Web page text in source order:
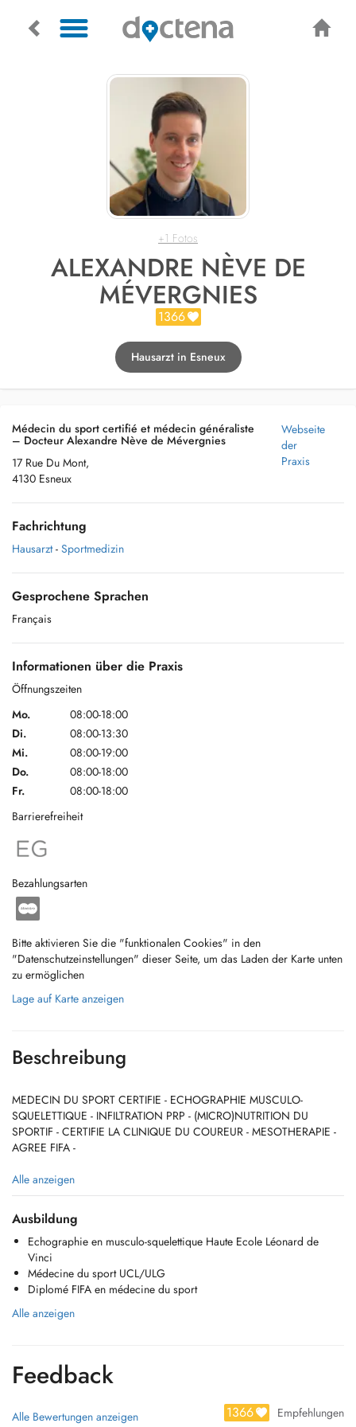
+1 Fotos
ALEXANDRE NÈVE DE
MÉVERGNIES
1366
Hausarzt in Esneux
Médecin du sport certifié et médecin généraliste
– Docteur Alexandre Nève de Mévergnies
17 Rue Du Mont,
4130 Esneux
Webseite
der
Praxis
Fachrichtung
Hausarzt - Sportmedizin
Gesprochene Sprachen
Français
Informationen über die Praxis
Öffnungszeiten
Mo.
08:00-18:00
Di.
08:00-13:30
Mi.
08:00-19:00
Do.
08:00-18:00
Fr.
08:00-18:00
Barrierefreiheit
Bezahlungsarten
Bitte aktivieren Sie die "funktionalen Cookies" in den
"Datenschutzeinstellungen" dieser Seite, um das Laden der Karte unten
zu ermöglichen
Lage auf Karte anzeigen
Beschreibung
MEDECIN DU SPORT CERTIFIE - ECHOGRAPHIE MUSCULO-
SQUELETTIQUE - INFILTRATION PRP - (MICRO)NUTRITION DU
SPORTIF - CERTIFIE LA CLINIQUE DU COUREUR - MESOTHERAPIE -
AGREE FIFA -
Prise de RDV via doctena ou via le 04 378 88 13.
Je suis médecin du sport certifié par l'UCL/ULG et spécialisé dans la
course à pied.
Je suis également diplômé de la FIFA (FIFA Diploma in Football
Medicine), donc spécialisé dans le football.
Je pratique l'échographie pour affiner mes diagnostics, toujours dans
un contexte clinique après examen, pour le système musculo-
Je réalise un bilan médical complet pour les sportifs dans le but de
prévenir les blessures.
Je prends en charge chaque personne quel que soit son niveau et
Alle anzeigen
Ausbildung
Echographie en musculo-squelettique Haute Ecole Léonard de
Vinci
Médecine du sport UCL/ULG
Diplomé FIFA en médecine du sport
Alle anzeigen
Feedback
Alle Bewertungen anzeigen 1366 Empfehlungen